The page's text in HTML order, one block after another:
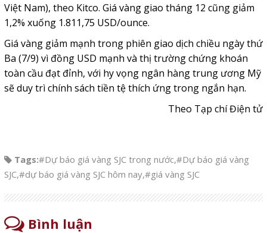
Việt Nam), theo Kitco. Giá vàng giao tháng 12 cũng giảm
1,2% xuống 1.811,75 USD/ounce.
Giá vàng giảm mạnh trong phiên giao dịch chiều ngày thứ
Ba (7/9) vì đồng USD mạnh và thị trường chứng khoán
toàn cầu đạt đỉnh, với hy vọng ngân hàng trung ương Mỹ
sẽ duy trì chính sách tiền tệ thích ứng trong ngắn hạn.
Theo Tạp chí Điện tử
Tags:#Dự báo giá vàng SJC trong nước,#Dự báo giá vàng
SJC,#dự báo giá vàng SJC hôm nay,#giá vàng SJC
Bình luận